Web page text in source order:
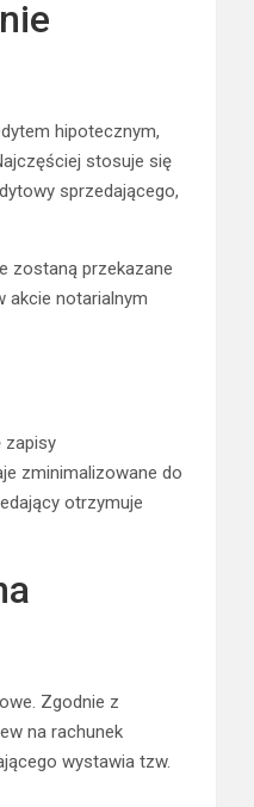
hipotecznym,
stosuje się
sprzedającego,
zostaną przekazane
akcie notarialnym
zapisy
zminimalizowane do
otrzymuje
Zgodnie z
na rachunek
wystawia tzw.